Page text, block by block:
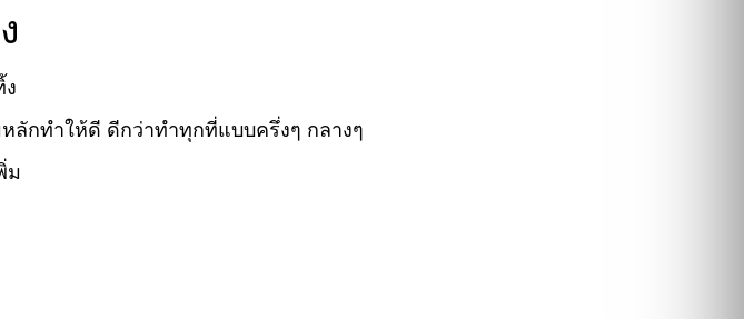
ง
ลักทำให้ดี ดีกว่าทำทุกที่แบบครึ่งๆ กลางๆ
ม